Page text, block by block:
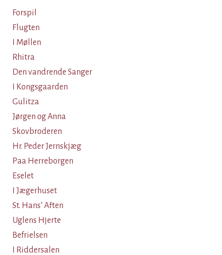
Forspil
Flugten
I Møllen
Rhitra
Den vandrende Sanger
I Kongsgaarden
Gulitza
Jørgen og Anna
Skovbroderen
Hr. Peder Jernskjæg
Paa Herreborgen
Eselet
I Jægerhuset
St. Hans’ Aften
Uglens Hjerte
Befrielsen
I Riddersalen